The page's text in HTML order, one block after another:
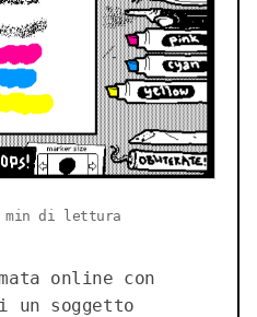
min di lettura
online con
un soggetto